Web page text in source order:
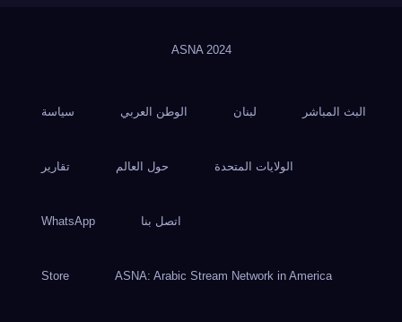
ASNA 2024
البث المباشر لبنان الوطن العربي سياسة
الولايات المتحدة حول العالم تقارير
اتصل بنا WhatsApp
ASNA: Arabic Stream Network in America
Store